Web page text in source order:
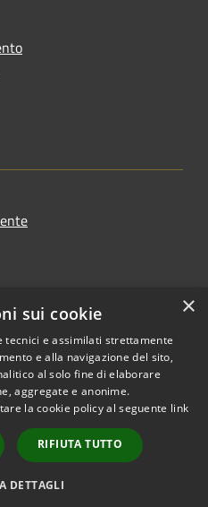
Copyright © 2026 • Comune di
Bordano • Powered by
Municipium•
Accesso
redazione
×
sui cookie
tecnici e assimilati strettamente
e alla navigazione del sito,
al solo fine di elaborare
aggregate e anonime.
la cookie policy al seguente link
RIFIUTA TUTTO
DETTAGLI